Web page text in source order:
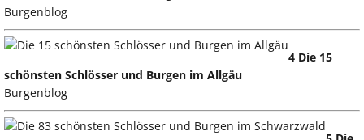
Burgenblog
4 Die 15
schönsten Schlösser und Burgen im Allgäu
Burgenblog